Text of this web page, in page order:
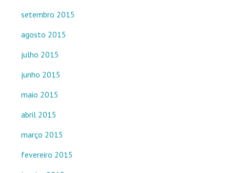
setembro 2015
agosto 2015
julho 2015
junho 2015
maio 2015
abril 2015
março 2015
fevereiro 2015